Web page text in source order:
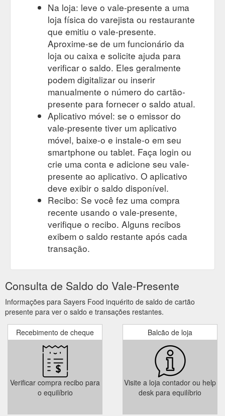
Na loja: leve o vale-presente a uma
loja física do varejista ou restaurante
que emitiu o vale-presente.
Aproxime-se de um funcionário da
loja ou caixa e solicite ajuda para
verificar o saldo. Eles geralmente
podem digitalizar ou inserir
manualmente o número do cartão-
presente para fornecer o saldo atual.
Aplicativo móvel: se o emissor do
vale-presente tiver um aplicativo
móvel, baixe-o e instale-o em seu
smartphone ou tablet. Faça login ou
crie uma conta e adicione seu vale-
presente ao aplicativo. O aplicativo
deve exibir o saldo disponível.
Recibo: Se você fez uma compra
recente usando o vale-presente,
verifique o recibo. Alguns recibos
exibem o saldo restante após cada
transação.
Consulta de Saldo do Vale-Presente
Informações para Sayers Food inquérito de saldo de cartão
presente para ver o saldo e transações restantes.
Recebimento de cheque
Verificar compra recibo para
o equilíbrio
Balcão de loja
Visite a loja contador ou help
desk para equilíbrio